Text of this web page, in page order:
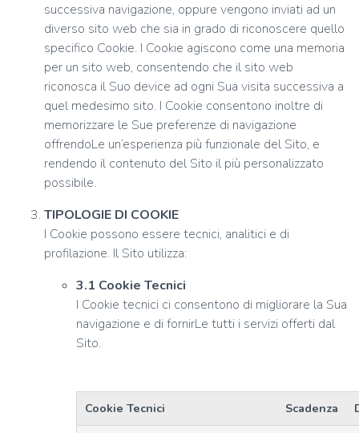
successiva navigazione, oppure vengono inviati ad un
diverso sito web che sia in grado di riconoscere quello
specifico Cookie. I Cookie agiscono come una memoria
per un sito web, consentendo che il sito web
riconosca il Suo device ad ogni Sua visita successiva a
quel medesimo sito. I Cookie consentono inoltre di
memorizzare le Sue preferenze di navigazione
offrendoLe un’esperienza più funzionale del Sito, e
rendendo il contenuto del Sito il più personalizzato
possibile.
TIPOLOGIE DI COOKIE
I Cookie possono essere tecnici, analitici e di
profilazione. Il Sito utilizza:
3.1 Cookie Tecnici
I Cookie tecnici ci consentono di migliorare la Sua
navigazione e di fornirLe tutti i servizi offerti dal
Sito.
Cookie Tecnici Scadenza